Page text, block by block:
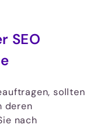
SEO
sollten
deren
nach